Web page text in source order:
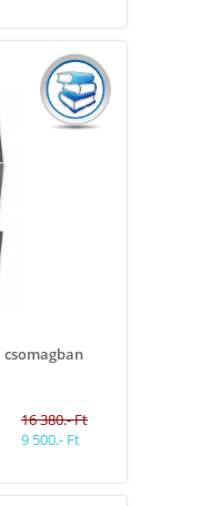
16 380.- Ft
9 500.- Ft